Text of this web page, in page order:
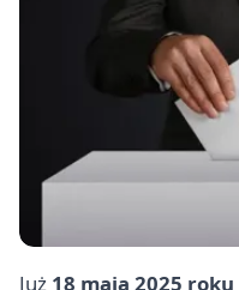
Już 18 maja 2025 roku